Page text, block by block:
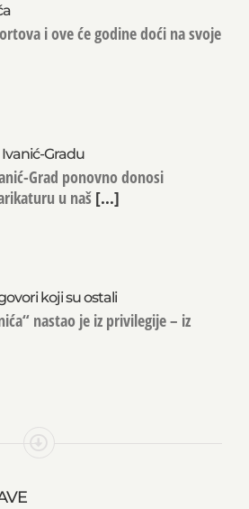
i ove će godine doći na svoje
Gradu
Grad ponovno donosi
u naš [...]
koji su ostali
nastao je iz privilegije – iz